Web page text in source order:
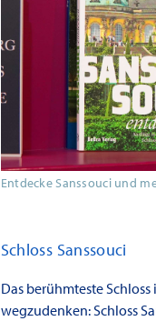
Entdecke Sanssouci und
Schloss Sanssouci
Das berühmteste
wegzudenken: Schloss